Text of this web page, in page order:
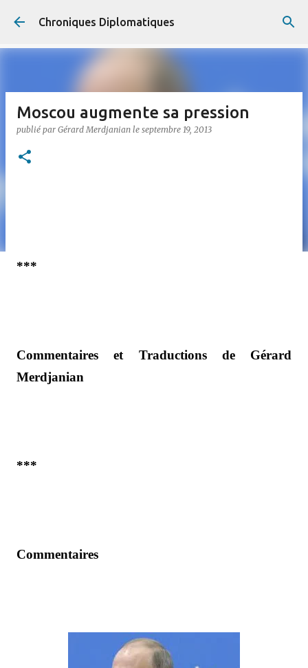
Accéder au contenu principal
Chroniques Diplomatiques
Moscou augmente sa pression
publié par Gérard Merdjanian le septembre 19, 2013
***
Commentaires et Traductions de Gérard
Merdjanian
***
Commentaires